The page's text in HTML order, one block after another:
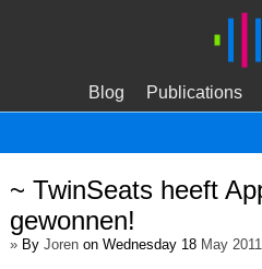
Blog Publications
~ TwinSeats heeft
gewonnen!
»By Jorenon Wednesday 18 May 2011